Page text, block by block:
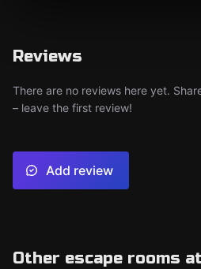
Reviews
There are no reviews here yet.
– leave the first review!
Add review
Other escape rooms